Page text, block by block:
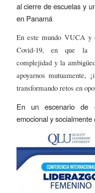
al cierre de escuelas y
en Panamá
En este mundo VUCA y
Covid-19, en que la
complejidad y la
apoyarnos mutuamente,
transformando retos en
En un escenario de
emocional y socialmente